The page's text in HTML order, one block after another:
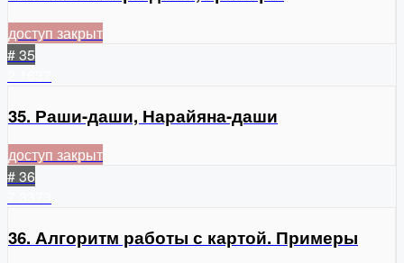
доступ закрыт
# 35
35. Раши-даши, Нарайяна-даши
доступ закрыт
# 36
36. Алгоритм работы с картой. Примеры